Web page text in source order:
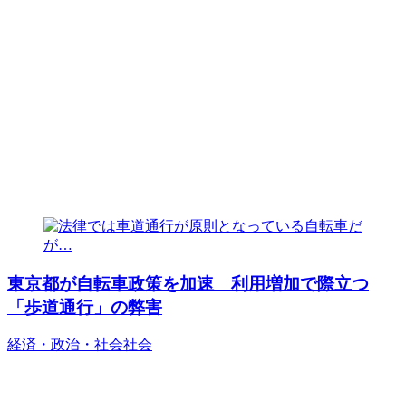
東京都が自転車政策を加速 利用増加で際立つ
「歩道通行」の弊害
経済・政治・社会社会